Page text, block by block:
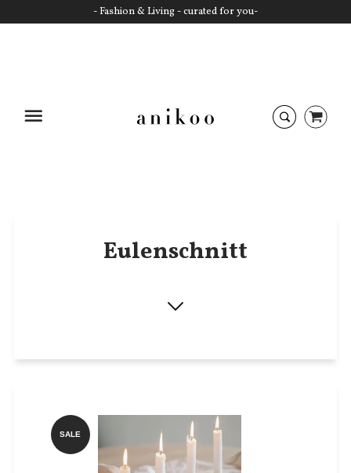
- Fashion & Living - curated for you-
Eulenschnitt
SALE